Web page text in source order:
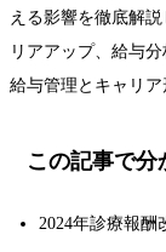
える影響を徹底解
リアアップ、給与
給与管理とキャリア
この記事で分
2024年診療報